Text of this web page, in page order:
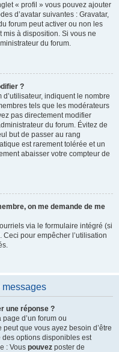
« profil » vous pouvez ajouter
d’avatar suivantes : Gravatar,
forum peut activer ou non les
à disposition. Si vous ne
du forum.
?
indiquent le nombre
tels que les modérateurs
pas directement modifier
du forum. Évitez de
but de passer au rang
est rarement tolérée et un
abaisser votre compteur de
on me demande de me
via le formulaire intégré (si
Ceci pour empêcher l’utilisation
messages
une réponse ?
d’un forum ou
que vous ayez besoin d’être
options disponibles est
: Vous pouvez poster de